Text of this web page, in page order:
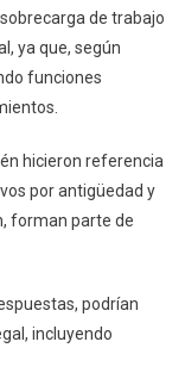
de trabajo
ya que, según
funciones
hicieron referencia
por antigüedad y
forman parte de
podrían
incluyendo